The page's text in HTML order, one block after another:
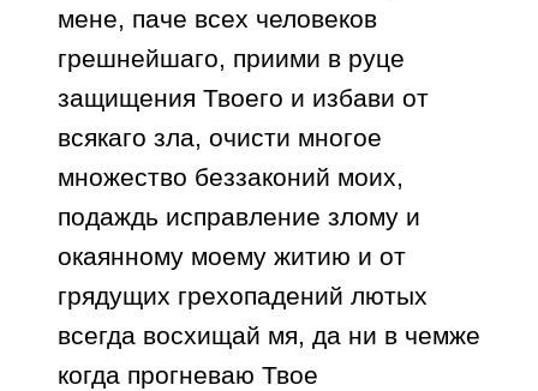
мене, паче всех человеков
грешнейшаго, приими в руце
защищения Твоего и избави от
всякаго зла, очисти многое
множество беззаконий моих,
подаждь исправление злому и
окаянному моему житию и от
грядущих грехопадений лютых
всегда восхищай мя, да ни в чемже
когда прогневаю Твое